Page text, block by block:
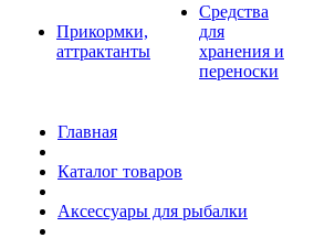
Прикормки,
аттрактанты
Средства
для
хранения и
переноски
Главная
Каталог товаров
Аксессуары для рыбалки